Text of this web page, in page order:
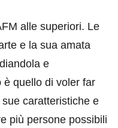
alle superiori. Le
e la sua amata
e
è quello di voler far
caratteristiche e
più persone possibili